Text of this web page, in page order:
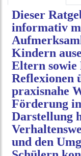
Dieser
informativ
Kindern
Eltern sowie
Reflexionen
praxisnahe
Förderung
Darstellung
und den